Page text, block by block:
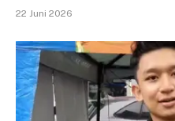
22 Juni 2026